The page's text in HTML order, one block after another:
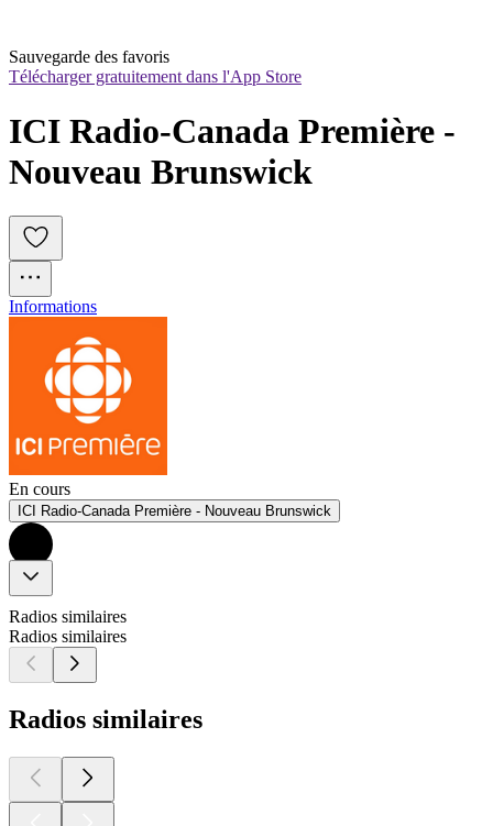
Sauvegarde des favoris
Télécharger gratuitement dans l'App Store
ICI Radio-Canada Première -
Nouveau Brunswick
Informations
En cours
ICI Radio-Canada Première - Nouveau Brunswick
Radios similaires
Radios similaires
Radios similaires